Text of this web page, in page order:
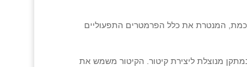
המנטרת את כלל הפרמטרים התפעוליים
מנוצלת ליצירת קיטור. הקיטור משמש את